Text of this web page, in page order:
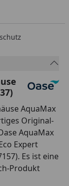
AquaMax
Original-
AquaMax
Expert
Es ist eine
Produkt